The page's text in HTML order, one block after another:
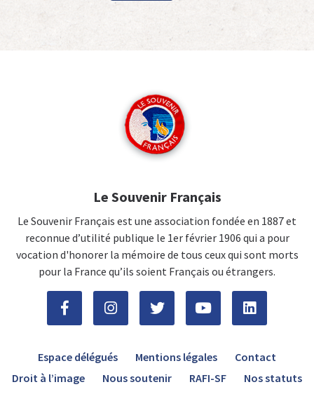
Le Souvenir Français
Le Souvenir Français est une association fondée en 1887 et
reconnue d’utilité publique le 1er février 1906 qui a pour
vocation d'honorer la mémoire de tous ceux qui sont morts
pour la France qu’ils soient Français ou étrangers.
Espace délégués Mentions légales
Contact
Droit à l’image
Nous soutenir RAFI-SF Nos statuts